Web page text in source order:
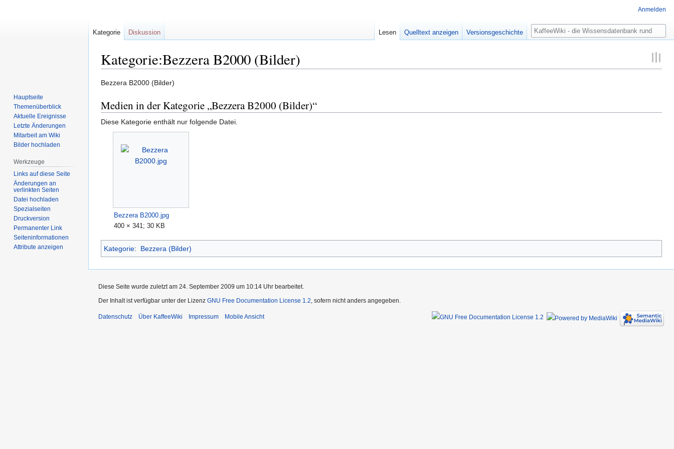
Kategorie:Bezzera B2000 (Bilder)
Zur
springen
Zur
springen
Bezzera B2000 (Bilder)
Medien in der Kategorie „Bezzera B2000 (Bilder)“
Diese Kategorie enthält nur folgende Datei.
Bezzera B2000.jpg
400 × 341; 30 KB
Kategorie: Bezzera (Bilder)
Anmelden
Kategorie Diskussion Lesen Quelltext anzeigen Versionsgeschichte
Suche
Hauptseite
Themenüberblick
Aktuelle Ereignisse
Letzte Änderungen
Mitarbeit am Wiki
Bilder hochladen
Werkzeuge
Links auf diese Seite
Änderungen an
verlinkten Seiten
Datei hochladen
Spezialseiten
Druckversion
Permanenter Link
Seiten­informationen
Attribute anzeigen
Diese Seite wurde zuletzt am 24. September 2009 um 10:14 Uhr bearbeitet.
Der Inhalt ist verfügbar unter der Lizenz GNU Free Documentation License 1.2, sofern nicht anders angegeben.
Datenschutz Über KaffeeWiki Impressum Mobile Ansicht